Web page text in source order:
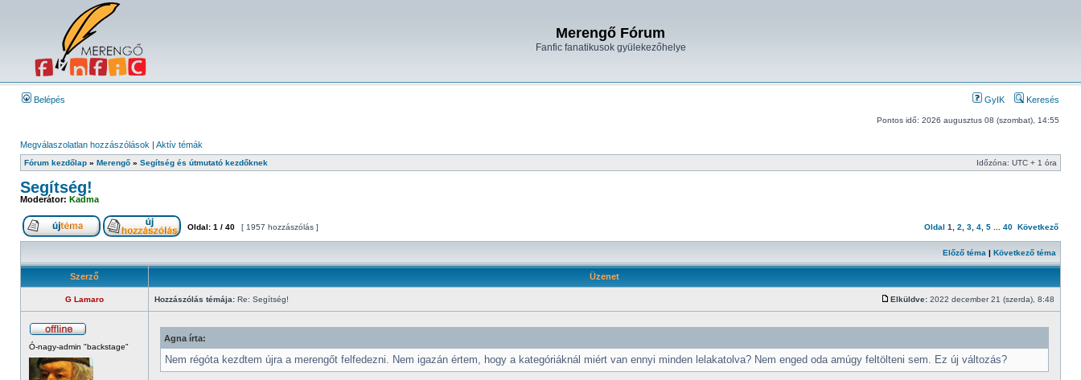
Merengő Fórum
Fanfic fanatikusok gyülekezőhelye
Belépés GyIK Keresés
Pontos idő: 2026 augusztus 08 (szombat), 14:55
Megválaszolatlan hozzászólások | Aktív témák
Fórum kezdőlap » Merengő » Segítség és útmutató kezdőknek Időzóna: UTC + 1 óra
Segítség!
Moderátor: Kadma
Oldal: 1 / 40 [ 1957 hozzászólás ] Oldal 1 2 3 4 5 40 Következő
Előző téma | Következő téma
Szerző Üzenet
G Lamaro Hozzászólás témája: Re: Segítség! Elküldve: 2022 december 21 (szerda), 8:48
Ó-nagy-admin "backstage"
Agna írta:
Nem régóta kezdtem újra a merengőt felfedezni. Nem igazán értem, hogy a kategóriáknál miért van ennyi minden lelakatolva? Nem enged oda amúgy feltölteni sem. Ez új változás?